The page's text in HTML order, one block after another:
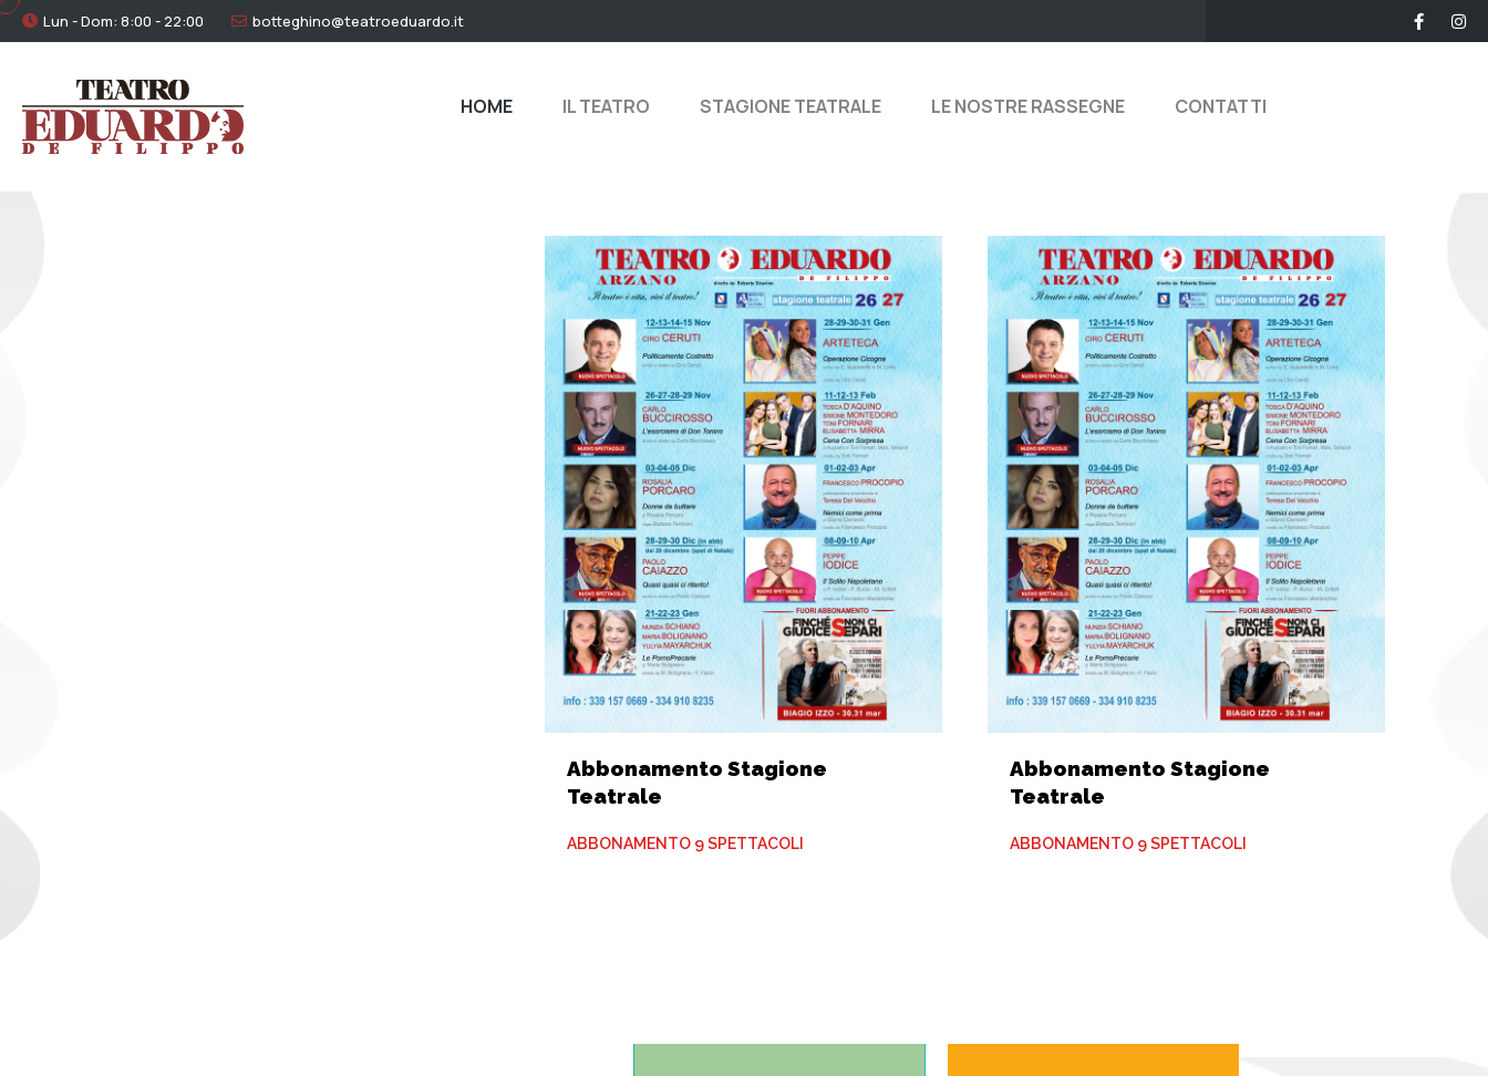
Lun - Dom: 8:00 - 22:00 botteghino@teatroeduardo.it
HOME IL TEATRO STAGIONE TEATRALE LE NOSTRE RASSEGNE CONTATTI
Abbonamento Stagione
Teatrale
ABBONAMENTO 9 SPETTACOLI
Abbonamento Stagione
Teatrale
ABBONAMENTO 9 SPETTACOLI